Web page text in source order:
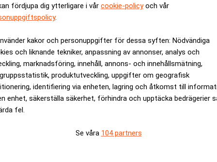
fördjupa dig ytterligare i vår cookie-policyoch vår
.
kakor och personuppgifter för dessa syften: Nödvändiga
och liknande tekniker, anpassning av annonser, analys och
marknadsföring, innehåll, annons- och innehållsmätning,
produktutveckling, uppgifter om geografisk
identifiering via enheten, lagring och åtkomst till
enhet, säkerställa säkerhet, förhindra och upptäcka bedrägerier
fel.
Se våra 104 partners
Sveriges
ekonomi"
Därför föredrar
ANNONS